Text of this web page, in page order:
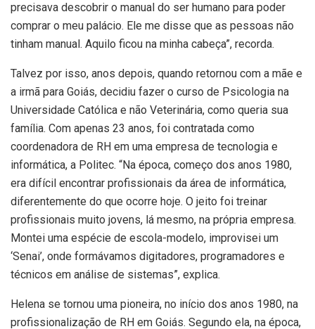
precisava descobrir o manual do ser humano para poder
comprar o meu palácio. Ele me disse que as pessoas não
tinham manual. Aquilo ficou na minha cabeça”, recorda.
Talvez por isso, anos depois, quando retornou com a mãe e
a irmã para Goiás, decidiu fazer o curso de Psicologia na
Universidade Católica e não Veterinária, como queria sua
família. Com apenas 23 anos, foi contratada como
coordenadora de RH em uma empresa de tecnologia e
informática, a Politec. “Na época, começo dos anos 1980,
era difícil encontrar profissionais da área de informática,
diferentemente do que ocorre hoje. O jeito foi treinar
profissionais muito jovens, lá mesmo, na própria empresa.
Montei uma espécie de escola-modelo, improvisei um
‘Senai’, onde formávamos digitadores, programadores e
técnicos em análise de sistemas”, explica.
Helena se tornou uma pioneira, no início dos anos 1980, na
profissionalização de RH em Goiás. Segundo ela, na época,